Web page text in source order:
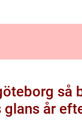
så
glans år